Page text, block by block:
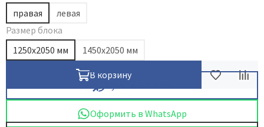
правая
левая
Размер блока
1250х2050 мм
1450х2050 мм
В корзину
Оформить в WhatsApp